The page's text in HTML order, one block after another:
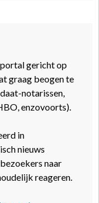
gericht op
graag beogen te
notarissen,
enzovoorts).
in
nieuws
naar
reageren.